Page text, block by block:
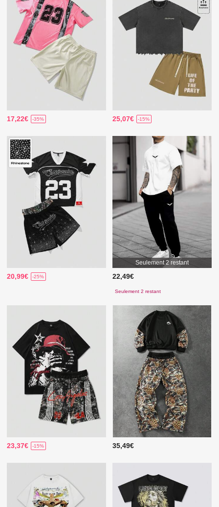
17,22€ -35% 25,07€ -15%
20,99€ -25%
Seulement 2 restant
22,49€
Seulement 2 restant
23,37€ -15% 35,49€